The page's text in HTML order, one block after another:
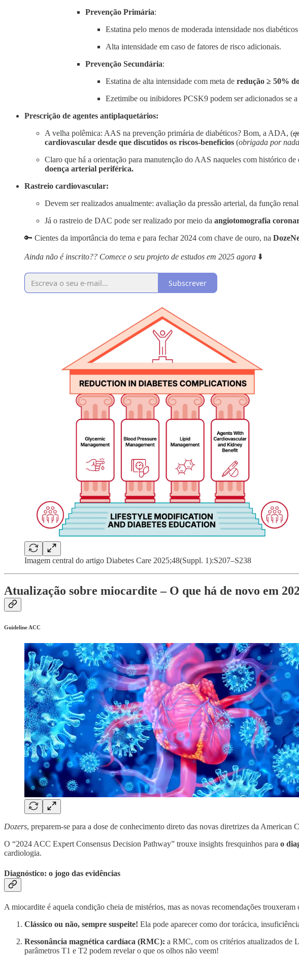
Prevenção Primária:
Estatina pelo menos de moderada intensidade nos
Alta intensidade em caso de fatores de risco adicionais​.
Prevenção Secundária:
Estatina de alta intensidade com meta de redução ≥ 50%
Ezetimibe ou inibidores PCSK9 podem ser adicionados se
Prescrição de agentes antiplaquetários:
A velha polêmica: AAS na prevenção primária de diabéticos? Bom, a ADA, (
cardiovascular desde que discutidos os riscos-benefícios (obrigada por
Claro que há a orientação para manutenção do AAS naqueles com histórico
doença arterial periférica.
Rastreio cardiovascular:
Devem ser realizados anualmente: avaliação da pressão arterial, da função
Já o rastreio de DAC pode ser realizado por meio da angiotomografia
🔑 Cientes da importância do tema e para fechar 2024 com chave de ouro, na
Ainda não é inscrito?? Comece o seu projeto de estudos em 2025 agora ⬇️
Subscrever
Imagem central do artigo Diabetes Care 2025;48(Suppl. 1):S207–S238
Atualização sobre miocardite – O que há de novo em
Guideline ACC
Dozers, preparem-se para a dose de conhecimento direto das novas diretrizes da American
O “2024 ACC Expert Consensus Decision Pathway” trouxe insights fresquinhos para o
cardiologia.
Diagnóstico: o jogo das evidências
A miocardite é aquela condição cheia de mistérios, mas as novas recomendações
Clássico ou não, sempre suspeite! Ela pode aparecer como dor torácica,
Ressonância magnética cardíaca (RMC): a RMC, com os critérios atualizados de
parâmetros T1 e T2 podem revelar o que os olhos não veem!